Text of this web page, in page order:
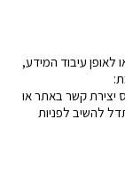
לאופן עיבוד המידע,
יצירת קשר באתר או
החברה תשתדל להשיב לפניות